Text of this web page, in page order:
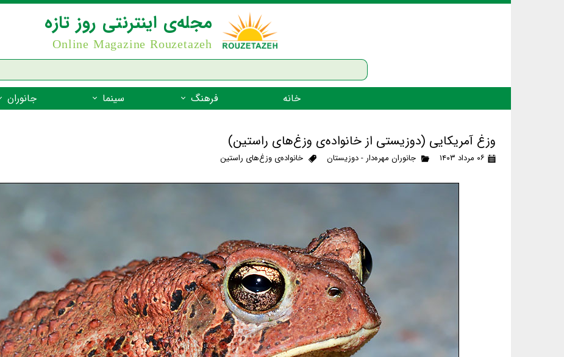
مجله‌ی اینترنتی روز تازه
Online Magazine Rouzetazeh
خانه فرهنگ
گفتاورد
سینما جانوران
وزغ آمریکایی (دوزیستی از خانواده‌ی وزغ‌های راستین)
۰۶ مرداد ۱۴۰۳ جانوران مهره‌دار - دوزیستان خانواده‌ی وزغ‌های راستین